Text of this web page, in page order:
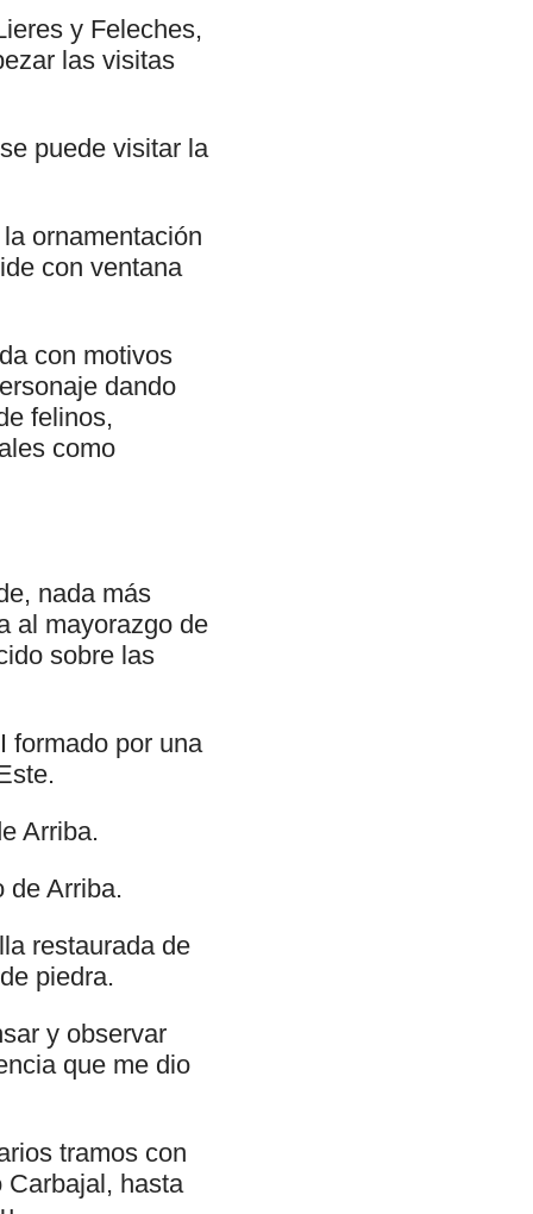
y Feleches,
las visitas
puede visitar la
ornamentación
con ventana
con motivos
dando
felinos,
como
nada más
al mayorazgo de
sobre las
formado por una
Arriba.
de Arriba.
restaurada de
piedra.
y observar
que me dio
tramos con
Carbajal, hasta